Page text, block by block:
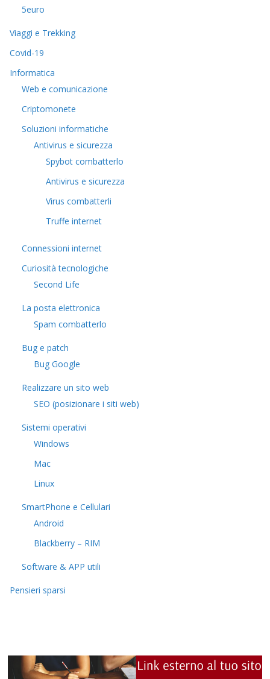
5euro
Viaggi e Trekking
Covid-19
Informatica
Web e comunicazione
Criptomonete
Soluzioni informatiche
Antivirus e sicurezza
Spybot combatterlo
Antivirus e sicurezza
Virus combatterli
Truffe internet
Connessioni internet
Curiosità tecnologiche
​Second Life
La posta elettronica
Spam combatterlo
Bug e patch
Bug Google
Realizzare un sito web
SEO (posizionare i siti web)
Sistemi operativi
Windows
Mac
Linux
SmartPhone e Cellulari
Android
Blackberry – RIM
Software & APP utili
Pensieri sparsi